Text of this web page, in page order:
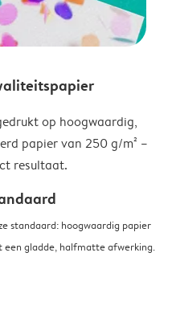
op hoogwaardig,
papier van 250 g/m² –
resultaat.
standaard: hoogwaardig papier
een gladde, halfmatte afwerking.